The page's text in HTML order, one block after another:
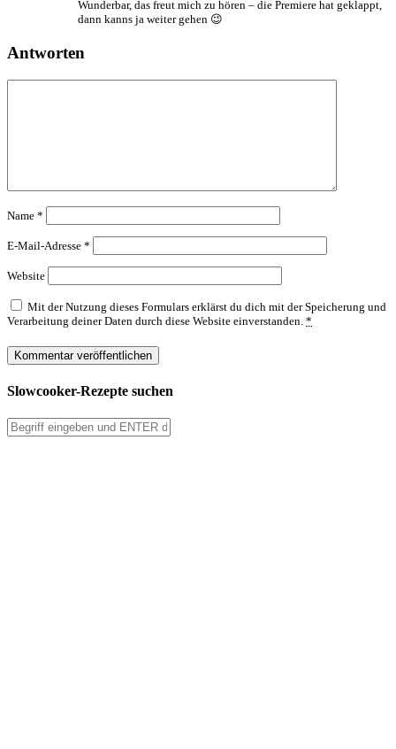
Wunderbar, das freut mich zu hören – die Premiere hat geklappt,
dann kanns ja weiter gehen 😉
Antworten
Name *
E-Mail-Adresse *
Website
Mit der Nutzung dieses Formulars erklärst du dich mit der Speicherung und
Verarbeitung deiner Daten durch diese Website einverstanden. *
Slowcooker-Rezepte suchen